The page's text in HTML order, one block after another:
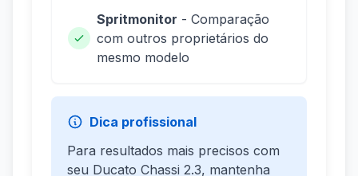
Spritmonitor - Comparação
com outros proprietários do
mesmo modelo
Dica profissional
Para resultados mais precisos com
seu Ducato Chassi 2.3, mantenha